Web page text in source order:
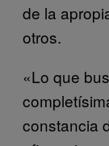
de la
otros.
«Lo que
constancia